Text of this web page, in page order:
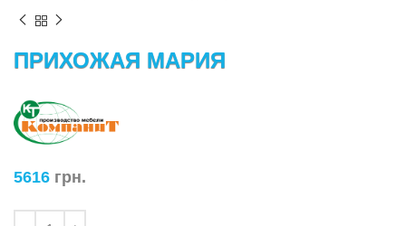
ПРИХОЖАЯ МАРИЯ
5616 грн.